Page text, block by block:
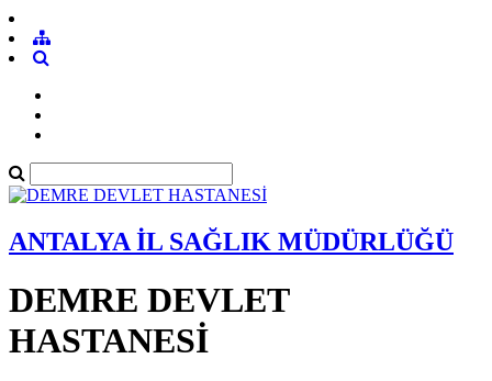
ANTALYA İL SAĞLIK MÜDÜRLÜĞÜ
DEMRE DEVLET
HASTANESİ